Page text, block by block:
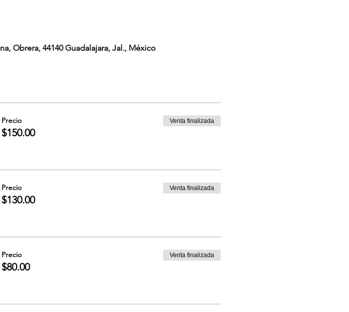
Obrera, 44140 Guadalajara, Jal., México
Precio
$150.00
Venta finalizada
Precio
$130.00
Venta finalizada
Precio
$80.00
Venta finalizada